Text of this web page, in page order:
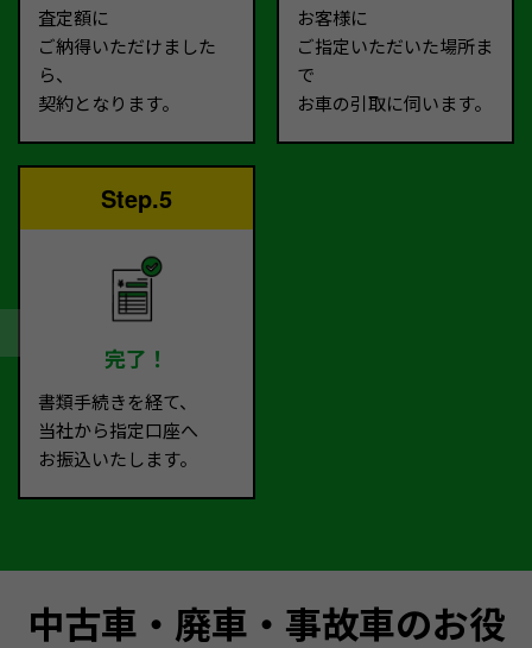
査定額に
ご納得いただけました
ら、
契約となります。
お客様に
ご指定いただいた場所ま
で
お車の引取に伺います。
Step.5
完了！
書類手続きを経て、
当社から指定口座へ
お振込いたします。
中古車・廃車・事故車のお役